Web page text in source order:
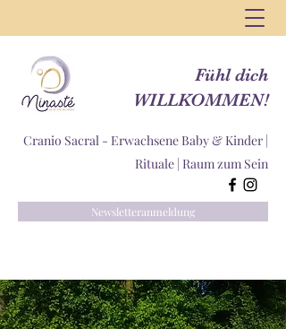
Fühl dich
WILLKOMMEN!
Cranio Sacral - Erwachsene Baby & Kinder |
Rituale | Raum zum Sein
Newsletteranmeldung